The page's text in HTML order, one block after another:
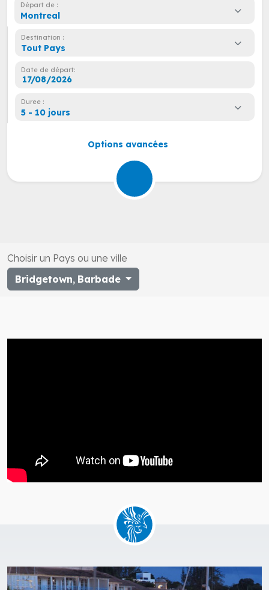
Départ de :
Montreal
Destination :
Tout Pays
Date de départ:
Duree :
5 - 10 jours
Options avancées
Choisir un Pays ou une ville
Bridgetown, Barbade